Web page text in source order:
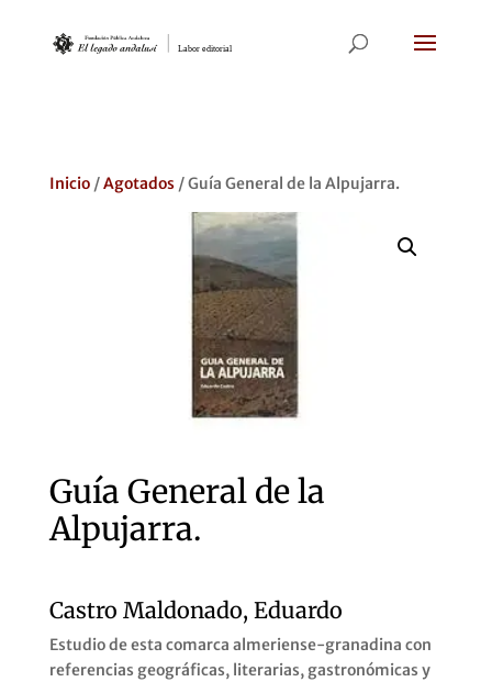
Inicio/Agotados/ Guía General de la Alpujarra.
Guía General de la
Alpujarra.
Castro Maldonado, Eduardo
Estudio de esta comarca almeriense-granadina con
referencias geográficas, literarias, gastronómicas y